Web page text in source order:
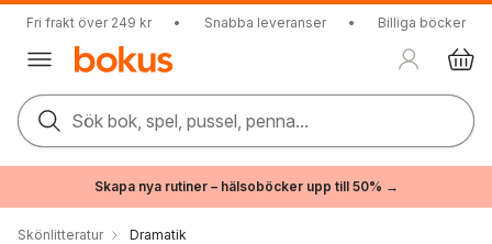
Fri frakt över 249 kr • Snabba leveranser • Billiga böcker
Sök bok, spel, pussel, penna...
Skapa nya rutiner – hälsoböcker upp till 50% →
Skönlitteratur Dramatik